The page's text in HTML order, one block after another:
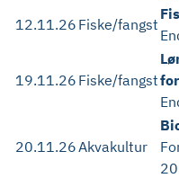
12.11.26 Fiske/fangst
19.11.26 Fiske/fangst
20.11.26Akvakultur